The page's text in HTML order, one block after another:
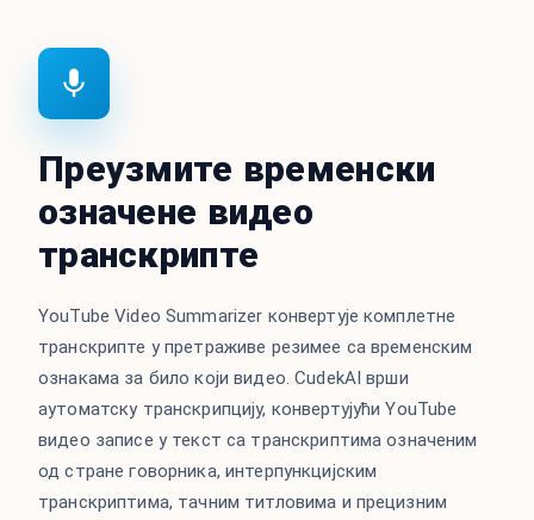
Преузмите временски
означене видео
транскрипте
YouTube Video Summarizer конвертује комплетне
транскрипте у претраживе резимее са временским
ознакама за било који видео. CudekAI врши
аутоматску транскрипцију, конвертујући YouTube
видео записе у текст са транскриптима означеним
од стране говорника, интерпункцијским
транскриптима, тачним титловима и прецизним